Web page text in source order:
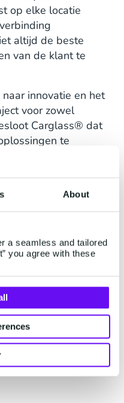
About
a seamless and tailored
you agree with these
op elke locatie
altijd de beste
van de klant te
innovatie en het
voor zowel
Carglass® dat
te
bedrijven in
de innovatieve
x Sigmax
dan 10 jaar op de
van Sigmax. Met
in de
beschikbaar
deze innovatieve
en overal
ervaring wordt
worden